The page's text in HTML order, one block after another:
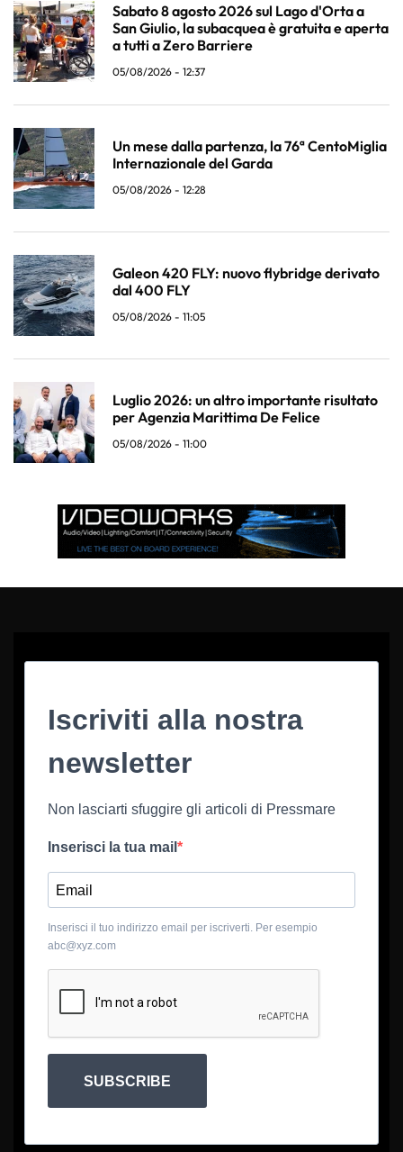
Sabato 8 agosto 2026 sul Lago d'Orta a
San Giulio, la subacquea è gratuita e aperta
a tutti a Zero Barriere
05/08/2026 - 12:37
Un mese dalla partenza, la 76ª CentoMiglia
Internazionale del Garda
05/08/2026 - 12:28
Galeon 420 FLY: nuovo flybridge derivato
dal 400 FLY
05/08/2026 - 11:05
Luglio 2026: un altro importante risultato
per Agenzia Marittima De Felice
05/08/2026 - 11:00
Iscriviti alla nostra
newsletter
Non lasciarti sfuggire gli articoli di Pressmare
Inserisci la tua mail
Inserisci il tuo indirizzo email per iscriverti. Per esempio
abc@xyz.com
SUBSCRIBE